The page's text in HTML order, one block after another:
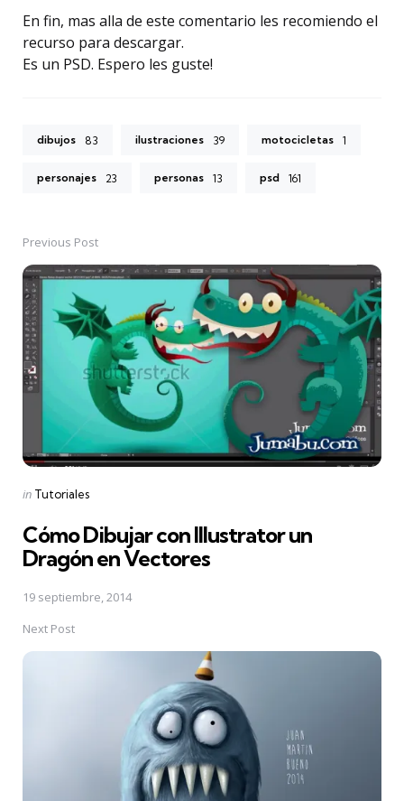
En fin, mas alla de este comentario les recomiendo el
recurso para descargar.
Es un PSD. Espero les guste!
dibujos 83 ilustraciones 39 motocicletas 1
personajes 23 personas 13 psd 161
Post
navigation
Previous Post
Posted
in Tutoriales
Cómo Dibujar con Illustrator un
Dragón en Vectores
19 septiembre, 2014
Next Post